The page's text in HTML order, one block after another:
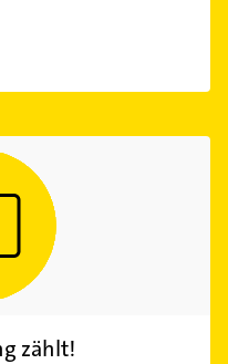
zählt!